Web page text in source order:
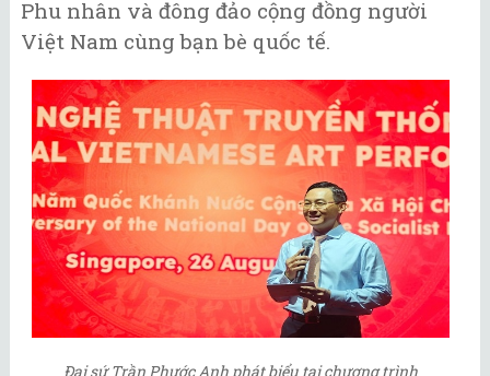
Phu nhân và đông đảo cộng đồng người
Việt Nam cùng bạn bè quốc tế.
Đại sứ Trần Phước Anh phát biểu tại chương trình